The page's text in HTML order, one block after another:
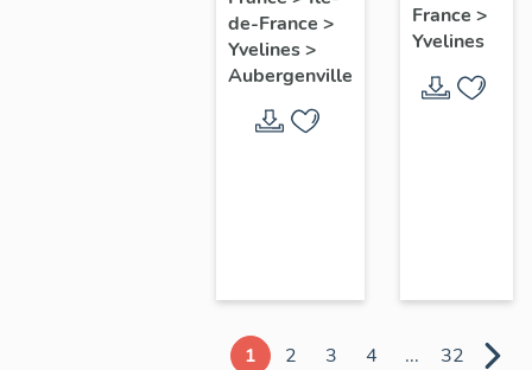
d'Elisabethville
de-France >
Yvelines>
Aubergenville
et
France >
Yvelines
1 2 3 4 ... 32